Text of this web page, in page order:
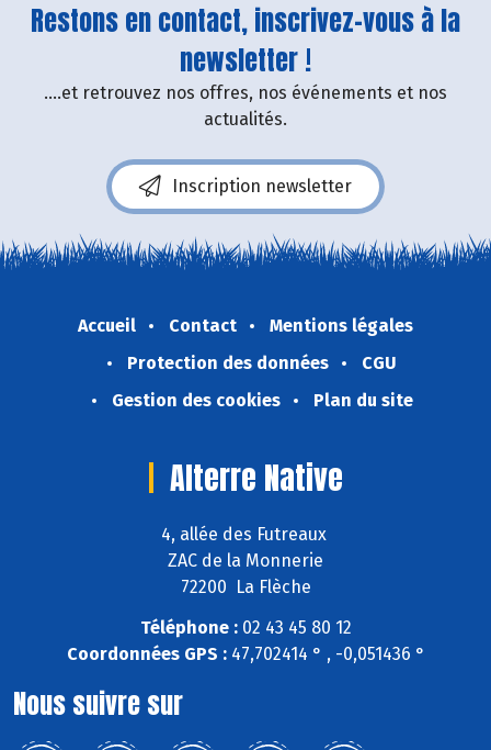
Restons en contact, inscrivez-vous à la
newsletter !
....et retrouvez nos offres, nos événements et nos
actualités.
Inscription newsletter
Accueil Contact
Mentions légales
Protection des données
CGU
Gestion des cookies
Plan du site
Alterre Native
4, allée des Futreaux
ZAC de la Monnerie
72200 La Flèche
Téléphone :02 43 45 80 12
Coordonnées GPS :47,702414 ° , -0,051436 °
Nous suivre sur